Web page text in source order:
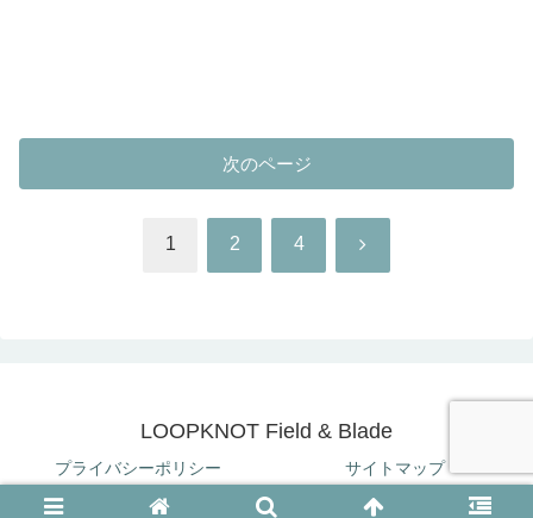
次のページ
1 2 4 次
LOOPKNOT Field & Blade
プライバシーポリシー サイトマップ
© 2020 LOOPKNOT Field & Blade.